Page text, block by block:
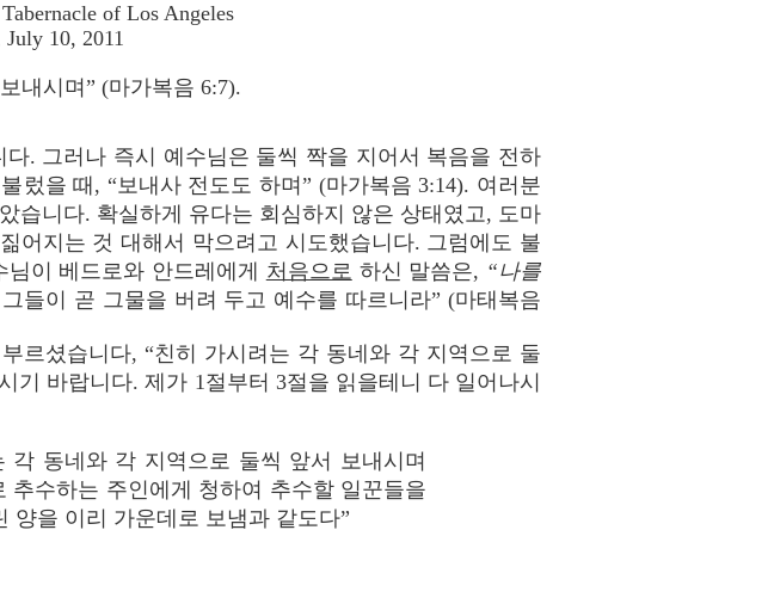
of Los Angeles
July 10, 2011
내시며” (마가복음 6:7).
. 그러나 즉시 예수님은 둘씩 짝을 지어서 복음을 전하
렀을 때, “보내사 전도도 하며” (마가복음 3:14). 여러분
습니다. 확실하게 유다는 회심하지 않은 상태였고, 도마
어지는 것 대해서 막으려고 시도했습니다. 그럼에도 불
이 베드로와 안드레에게 처음으로 하신 말씀은, “나를
들이 곧 그물을 버려 두고 예수를 따르니라” (마태복음
르셨습니다, “친히 가시려는 각 동네와 각 지역으로 둘
기 바랍니다. 제가 1절부터 3절을 읽을테니 다 일어나시
동네와 각 지역으로 둘씩 앞서 보내시며
수하는 주인에게 청하여 추수할 일꾼들을
양을 이리 가운데로 보냄과 같도다”